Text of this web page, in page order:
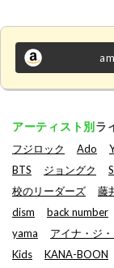
アーティスト別ラ
フジロック Ado
BTS
ジョングク
校のリーダーズ
藤
dism
back number
yama
アイナ・ジ
Kids
KANA-BOON